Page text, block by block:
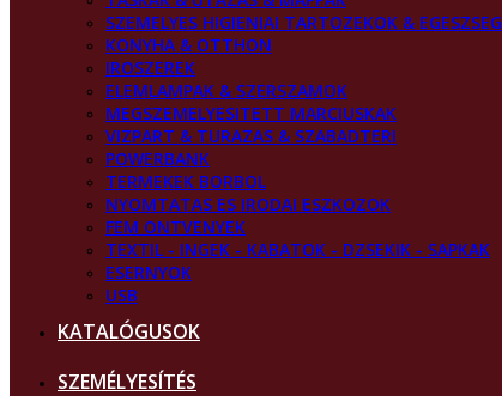
SZEMELYES HIGIENIAI TARTOZEKOK & EGESZSEG
KONYHA & OTTHON
IROSZEREK
ELEMLAMPAK & SZERSZAMOK
MEGSZEMELYESITETT MARCIUSKAK
VIZPART & TURAZAS & SZABADTERI
POWERBANK
TERMEKEK BORBOL
NYOMTATAS ES IRODAI ESZKOZOK
FEM ONTVENYEK
TEXTIL - INGEK - KABATOK - DZSEKIK - SAPKAK
ESERNYOK
USB
KATALÓGUSOK
SZEMÉLYESÍTÉS